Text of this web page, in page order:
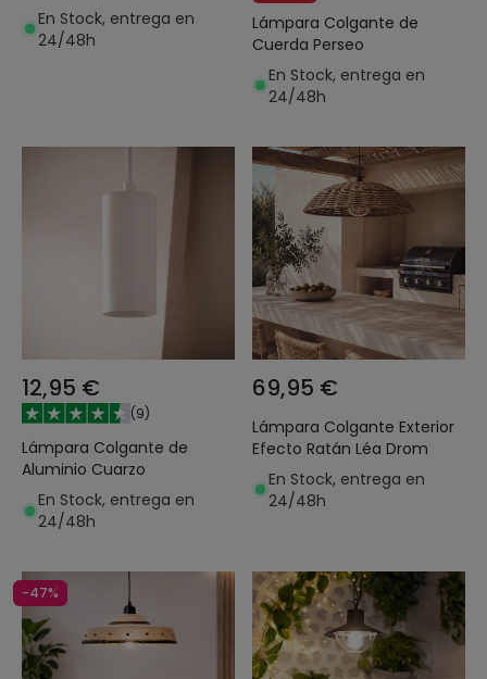
En Stock, entrega en
24/48h
Lámpara Colgante de
Cuerda Perseo
En Stock, entrega en
24/48h
12,95 €
(9)
Lámpara Colgante de
Aluminio Cuarzo
En Stock, entrega en
24/48h
69,95 €
Lámpara Colgante Exterior
Efecto Ratán Léa Drom
En Stock, entrega en
24/48h
-47%